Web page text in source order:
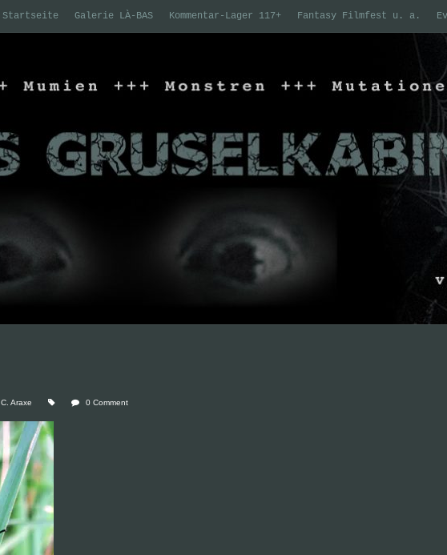
Startseite Galerie LÀ-BAS Kommentar-Lager 117+ Fantasy Filmfest u. a.
C. Araxe 0 Comment